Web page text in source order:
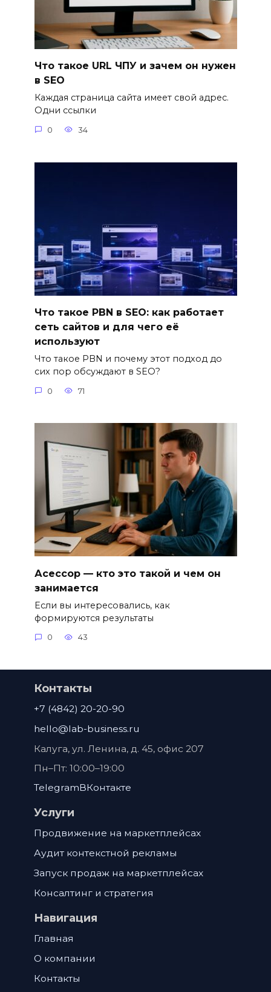
Что такое URL ЧПУ и зачем он нужен
в SEO
Каждая страница сайта имеет свой адрес.
Одни ссылки
0 34
Что такое PBN в SEO: как работает
сеть сайтов и для чего её
используют
Что такое PBN и почему этот подход до
сих пор обсуждают в SEO?
0 71
Асессор — кто это такой и чем он
занимается
Если вы интересовались, как
формируются результаты
0 43
Контакты
+7 (4842) 20-20-90
hello@lab-business.ru
Калуга, ул. Ленина, д. 45, офис 207
Пн–Пт: 10:00–19:00
TelegramВКонтакте
Услуги
Продвижение на маркетплейсах
Аудит контекстной рекламы
Запуск продаж на маркетплейсах
Консалтинг и стратегия
Навигация
Главная
О компании
Контакты